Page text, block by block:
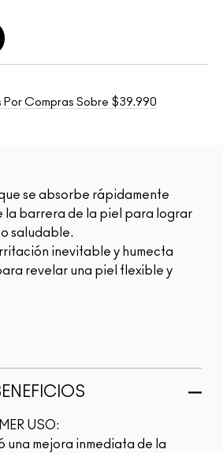
Por Compras Sobre $39.990
se absorbe rápidamente
la barrera de la piel para lograr
saludable.
inevitable y humecta
revelar una piel flexible y
USO:
una mejora inmediata de la